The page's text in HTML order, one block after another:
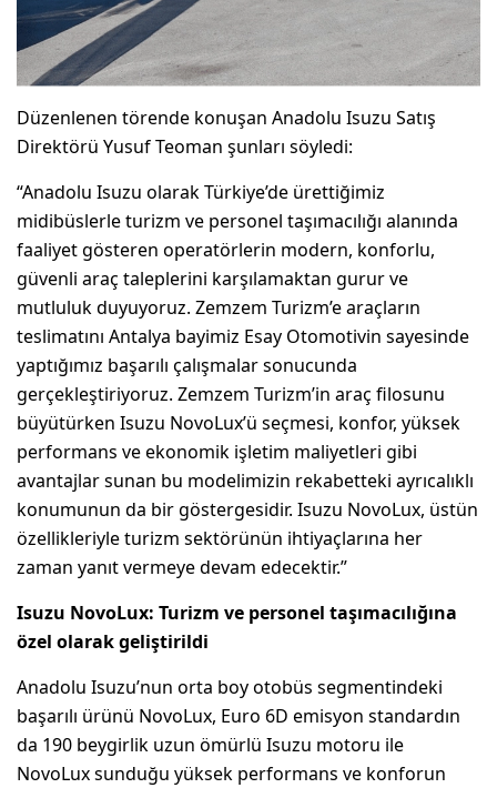
Düzenlenen törende konuşan Anadolu Isuzu Satış
Direktörü Yusuf Teoman şunları söyledi:
“Anadolu Isuzu olarak Türkiye’de ürettiğimiz
midibüslerle turizm ve personel taşımacılığı alanında
faaliyet gösteren operatörlerin modern, konforlu,
güvenli araç taleplerini karşılamaktan gurur ve
mutluluk duyuyoruz. Zemzem Turizm’e araçların
teslimatını Antalya bayimiz Esay Otomotivin sayesinde
yaptığımız başarılı çalışmalar sonucunda
gerçekleştiriyoruz. Zemzem Turizm’in araç filosunu
büyütürken Isuzu NovoLux’ü seçmesi, konfor, yüksek
performans ve ekonomik işletim maliyetleri gibi
avantajlar sunan bu modelimizin rekabetteki ayrıcalıklı
konumunun da bir göstergesidir. Isuzu NovoLux, üstün
özellikleriyle turizm sektörünün ihtiyaçlarına her
zaman yanıt vermeye devam edecektir.”
Isuzu NovoLux: Turizm ve personel taşımacılığına
özel olarak geliştirildi
Anadolu Isuzu’nun orta boy otobüs segmentindeki
başarılı ürünü NovoLux, Euro 6D emisyon standardın
da 190 beygirlik uzun ömürlü Isuzu motoru ile
NovoLux sunduğu yüksek performans ve konforun